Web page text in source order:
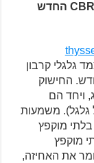
יפהפיים שישדרגו את ההונדה CBR1000RR-R החדש
גלגלי קרבון
החישוק
ק"ג, החישוק האחורי 2.9 ק"ג, ויחד הם
הכלי (1.6 ק"ג מכל גלגל). משמעות
מוקפץ
מוקפץ
את האחיזה,